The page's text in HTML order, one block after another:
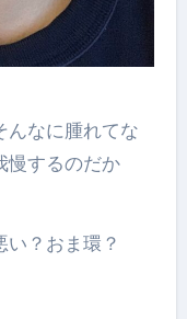
んなに腫れてな
慢するのだか
？おま環？